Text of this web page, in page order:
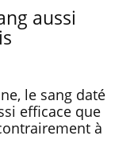
aussi
le sang daté
efficace que
à